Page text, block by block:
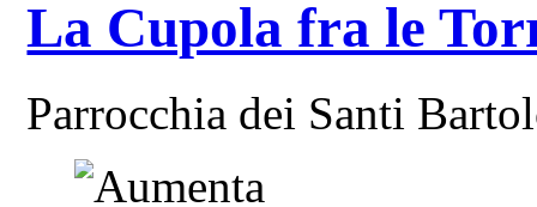
La Cupola fra le
Parrocchia dei Santi